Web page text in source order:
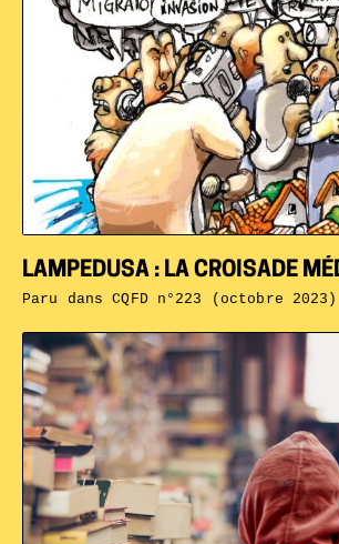
LAMPEDUSA : LA CROISADE
Paru dansCQFD n°223 (octobre 2023)